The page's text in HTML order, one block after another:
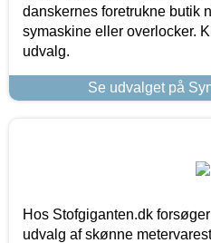
danskernes foretrukne butik
symaskine eller overlocker.
udvalg.
Se udvalget på
Hos Stofgiganten.dk
udvalg af skønne